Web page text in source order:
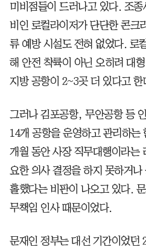
미비점들이 드러나고 있다. 조
비인 로컬라이저가 단단한 콘크
류 예방 시설도 전혀 없었다. 로
해 안전 착륙이 아닌 오히려 대
지방 공항이 2~3곳 더 있다고 한
그러나 김포공항, 무안공항 등
14개 공항을 운영하고 관리하는
개월 동안 사장 직무대행이라는
요한 의사 결정을 하지 못하거
홀했다는 비판이 나오고 있다.
무책임 인사 때문이었다.
문재인 정부는 대선 기간이었던